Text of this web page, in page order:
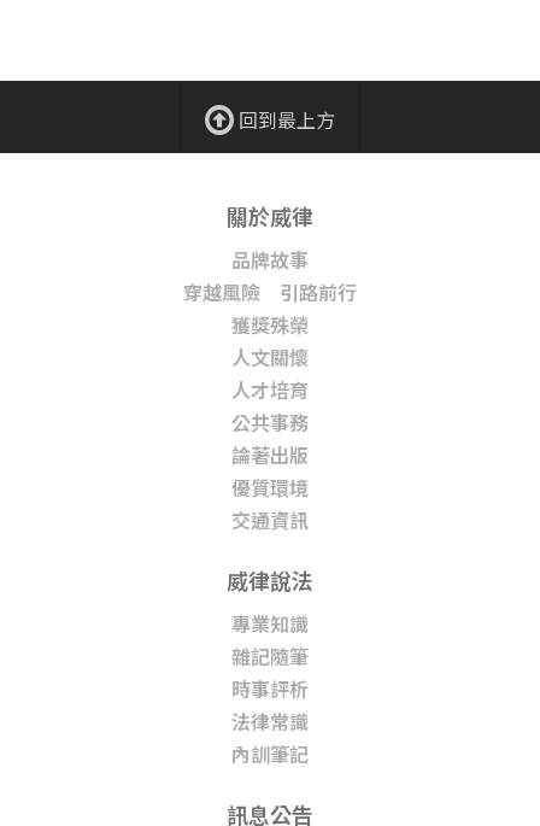
回到最上方
關於威律
品牌故事
穿越風險 引路前行
獲獎殊榮
人文關懷
人才培育
公共事務
論著出版
優質環境
交通資訊
威律說法
專業知識
雜記隨筆
時事評析
法律常識
內訓筆記
訊息公告